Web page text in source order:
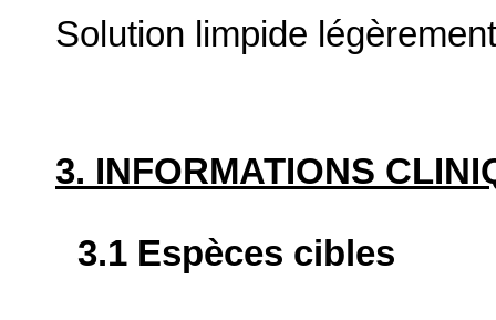
Solution limpide
3. INFORMATIONS
3.1 Espèces cibles